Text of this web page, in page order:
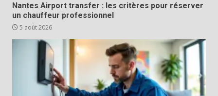
Nantes Airport transfer : les critères pour réserver
un chauffeur professionnel
5 août 2026